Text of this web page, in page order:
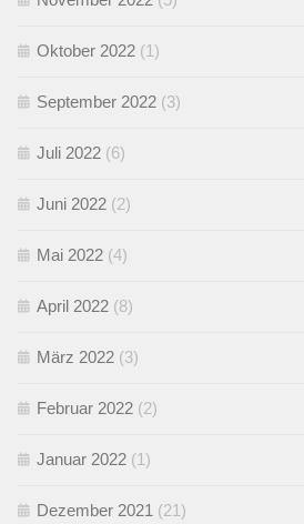
Oktober 2022 (1)
September 2022 (3)
Juli 2022 (6)
Juni 2022 (2)
Mai 2022 (4)
April 2022 (8)
März 2022 (3)
Februar 2022 (2)
Januar 2022 (1)
Dezember 2021 (21)